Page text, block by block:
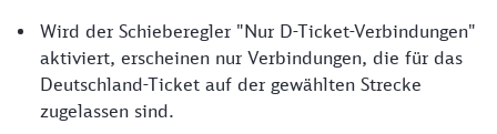
Wird der Schieberegler "Nur D-Ticket-Verbindungen"
aktiviert, erscheinen nur Verbindungen, die für das
Deutschland-Ticket auf der gewählten Strecke
zugelassen sind.